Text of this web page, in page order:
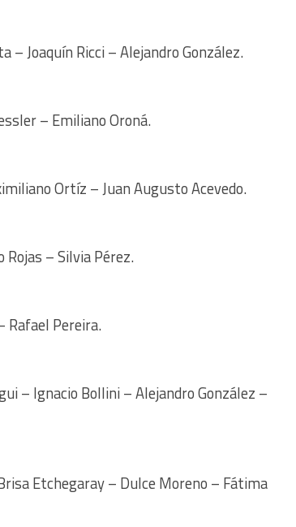
Joaquín Ricci – Alejandro González.
– Emiliano Oroná.
Ortíz – Juan Augusto Acevedo.
– Silvia Pérez.
Rafael Pereira.
– Ignacio Bollini – Alejandro González –
Etchegaray – Dulce Moreno – Fátima